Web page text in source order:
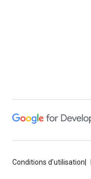
Conditions d'utilisation